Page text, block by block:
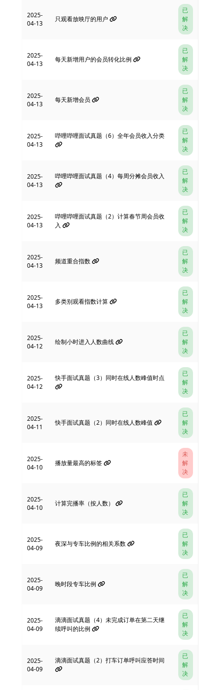
2025-
04-13
只观看放映厅的用户
已
解
决
2025-
04-13
每天新增用户的会员转化比例
已
解
决
2025-
04-13
每天新增会员
已
解
决
2025-
04-13
哔哩哔哩面试真题（6）全年会员收入分类
已
解
决
2025-
04-13
哔哩哔哩面试真题（4）每周分摊会员收入
已
解
决
2025-
04-13
哔哩哔哩面试真题（2）计算春节周会员收
入
已
解
决
2025-
04-13
频道重合指数
已
解
决
2025-
04-13
多类别观看指数计算
已
解
决
2025-
04-12
绘制小时进入人数曲线
已
解
决
2025-
04-12
快手面试真题（3）同时在线人数峰值时点
已
解
决
2025-
04-11
快手面试真题（2）同时在线人数峰值
已
解
决
2025-
04-10
播放量最高的标签
未
解
决
2025-
04-10
计算完播率（按人数）
已
解
决
2025-
04-09
夜深与专车比例的相关系数
已
解
决
2025-
04-09
晚时段专车比例
已
解
决
2025-
04-09
滴滴面试真题（4）未完成订单在第二天继
续呼叫的比例
已
解
决
2025-
04-09
滴滴面试真题（2）打车订单呼叫应答时间
已
解
决